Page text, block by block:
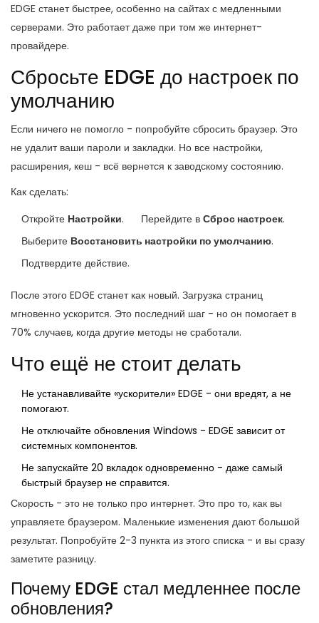
EDGE станет быстрее, особенно на сайтах с медленными
серверами. Это работает даже при том же интернет-
провайдере.
Сбросьте EDGE до настроек по
умолчанию
Если ничего не помогло - попробуйте сбросить браузер. Это
не удалит ваши пароли и закладки. Но все настройки,
расширения, кеш - всё вернется к заводскому состоянию.
Как сделать:
Откройте Настройки. Перейдите в Сброс настроек.
Выберите Восстановить настройки по умолчанию.
Подтвердите действие.
После этого EDGE станет как новый. Загрузка страниц
мгновенно ускорится. Это последний шаг - но он помогает в
70% случаев, когда другие методы не сработали.
Что ещё не стоит делать
Не устанавливайте «ускорители» EDGE - они вредят, а не
помогают.
Не отключайте обновления Windows - EDGE зависит от
системных компонентов.
Не запускайте 20 вкладок одновременно - даже самый
быстрый браузер не справится.
Скорость - это не только про интернет. Это про то, как вы
управляете браузером. Маленькие изменения дают большой
результат. Попробуйте 2-3 пункта из этого списка - и вы сразу
заметите разницу.
Почему EDGE стал медленнее после
обновления?